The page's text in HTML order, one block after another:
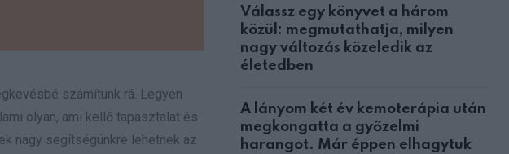
számítunk rá. Legyen
olyan, ami kellő tapasztalat és
nagy segítségünkre lehetnek az
Válassz egy könyvet a három
közül: megmutathatja, milyen
nagy változás közeledik az
életedben
A lányom két év kemoterápia után
megkongatta a győzelmi
harangot. Már éppen elhagytuk